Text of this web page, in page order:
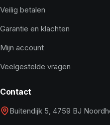
Veilig betalen
Garantie en klachten
Mijn account
Veelgestelde vragen
Contact
Buitendijk 5, 4759 BJ